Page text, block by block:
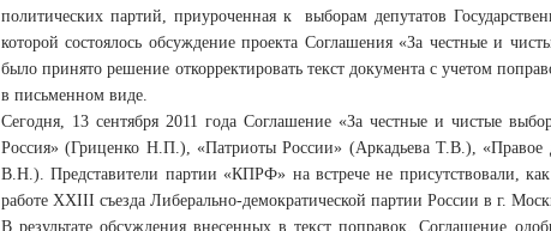
политических партий, приуроченная к выборам депутатов
которой состоялось обсуждение проекта Соглашения «За честные и
было принято решение откорректировать текст документа с учетом
в письменном виде.
Сегодня, 13 сентября 2011 года Соглашение «За честные и чистые
Россия» (Гриценко Н.П.), «Патриоты России» (Аркадьева Т.В.),
В.Н.). Представители партии «КПРФ» на встрече не присутствовали,
работе ХХIII съезда Либерально-демократической партии России в г.
В результате обсуждения внесенных в текст поправок, Соглашение